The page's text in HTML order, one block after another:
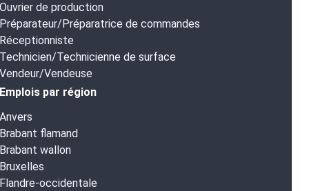
Ouvrier de production
Préparateur/Préparatrice de commandes
Réceptionniste
Technicien/Technicienne de surface
Vendeur/Vendeuse
Emplois par région
Anvers
Brabant flamand
Brabant wallon
Bruxelles
Flandre-occidentale